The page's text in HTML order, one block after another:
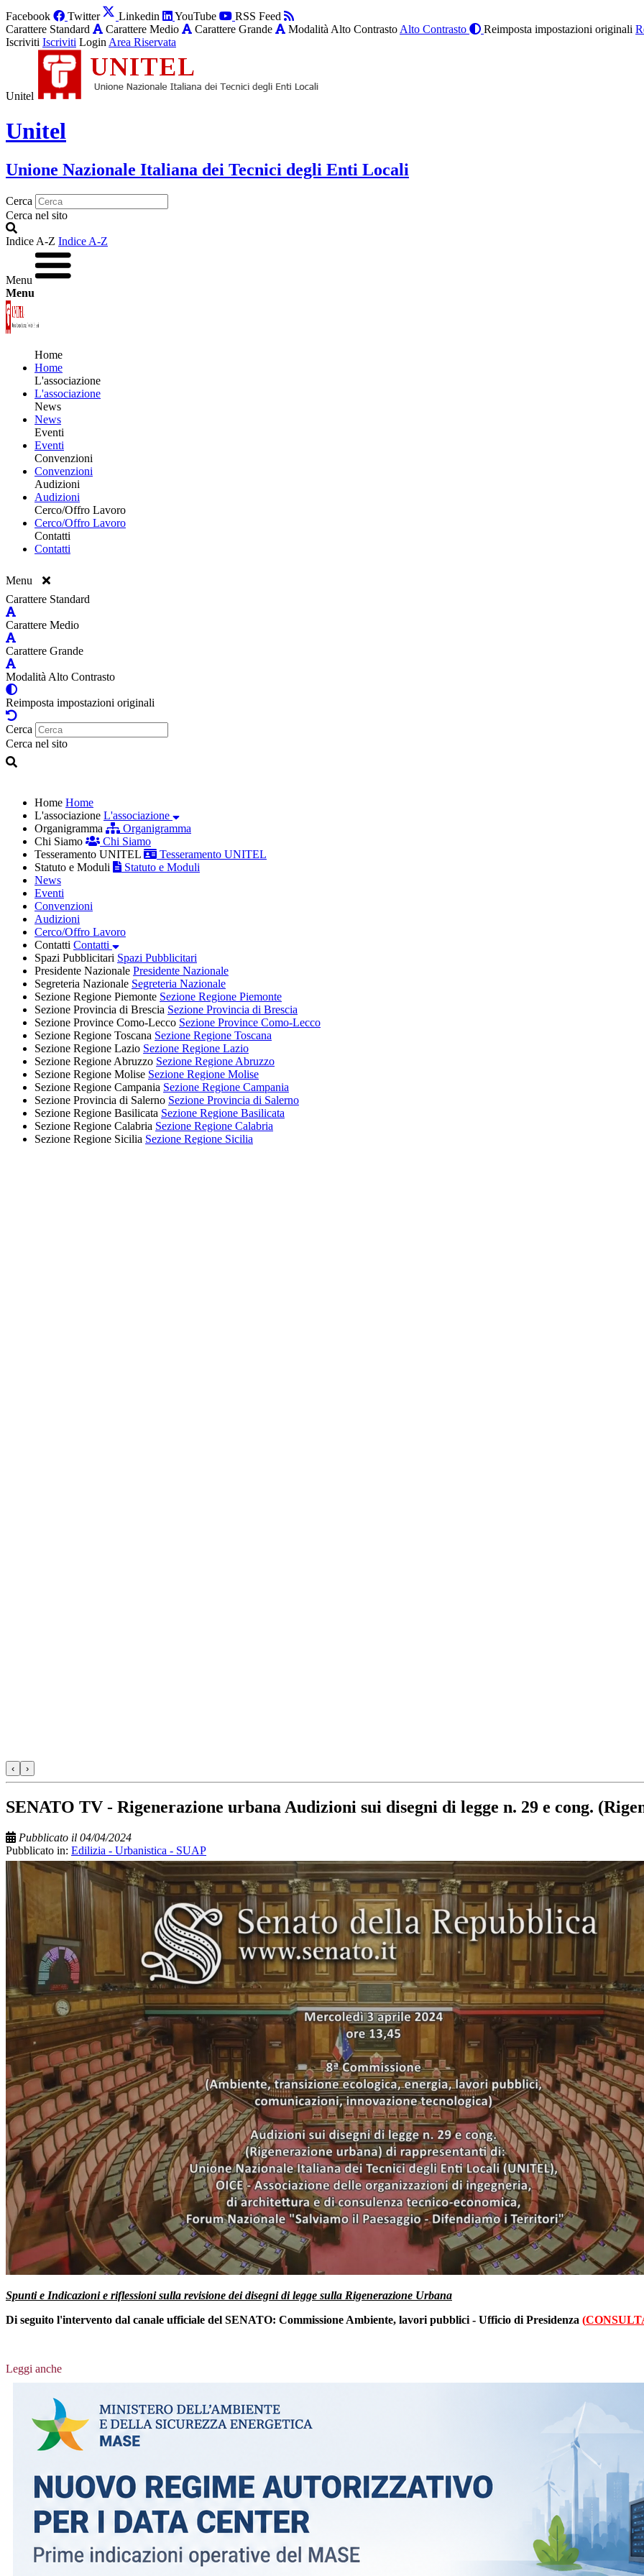
Facebook Twitter Linkedin YouTube
RSS Feed
Carattere Standard
Carattere Medio Carattere Grande Modalità Alto Contrasto Alto Contrasto Reimposta impostazioni originali
Iscriviti Iscriviti Login Area Riservata
Unitel
Unitel
Unione Nazionale Italiana dei Tecnici degli Enti Locali
Cerca
Cerca nel sito
Indice A-Z Indice A-Z
Menu
Menu
Home
Home
L'associazione
L'associazione
News
News
Eventi
Eventi
Convenzioni
Convenzioni
Audizioni
Audizioni
Cerco/Offro Lavoro
Cerco/Offro Lavoro
Contatti
Contatti
Menu
Carattere Standard
Carattere Medio
Carattere Grande
Modalità Alto Contrasto
Reimposta impostazioni originali
Cerca
Cerca nel sito
Home Home
L'associazione L'associazione
Organigramma
Organigramma
Chi Siamo
Chi Siamo
Tesseramento UNITEL
Tesseramento UNITEL
Statuto e Moduli
Statuto e Moduli
News
Eventi
Convenzioni
Audizioni
Cerco/Offro Lavoro
Contatti Contatti
Spazi Pubblicitari Spazi Pubblicitari
Presidente Nazionale Presidente Nazionale
Segreteria Nazionale Segreteria Nazionale
Sezione Regione Piemonte Sezione Regione Piemonte
Sezione Provincia di Brescia Sezione Provincia di Brescia
Sezione Province Como-Lecco Sezione Province Como-Lecco
Sezione Regione Toscana Sezione Regione Toscana
Sezione Regione Lazio Sezione Regione Lazio
Sezione Regione Abruzzo Sezione Regione Abruzzo
Sezione Regione Molise Sezione Regione Molise
Sezione Regione Campania Sezione Regione Campania
Sezione Provincia di Salerno Sezione Provincia di Salerno
Sezione Regione Basilicata Sezione Regione Basilicata
Sezione Regione Calabria Sezione Regione Calabria
Sezione Regione Sicilia Sezione Regione Sicilia
‹ ›
SENATO TV - Rigenerazione urbana Audizioni sui disegni di legge n. 29 e cong.
Pubblicato il 04/04/2024
Pubblicato in: Edilizia - Urbanistica - SUAP
Spunti e Indicazioni e riflessioni sulla revisione dei disegni di legge sulla Rigenerazione Urbana
Di seguito l'intervento dal canale ufficiale del SENATO: Commissione Ambiente, lavori pubblici - Ufficio di Presidenza (
Leggi anche